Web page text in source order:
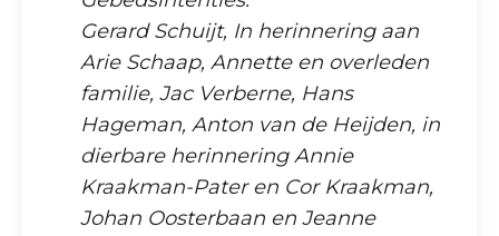
Gerard Schuijt, In herinnering aan
Arie Schaap, Annette en overleden
familie, Jac Verberne, Hans
Hageman, Anton van de Heijden, in
dierbare herinnering Annie
Kraakman-Pater en Cor Kraakman,
Johan Oosterbaan en Jeanne